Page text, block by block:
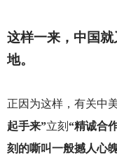
这样一来，中国
地。
正因为这样，有关中
起手来”立刻 “精诚合
刻的嘶叫一般撼人心